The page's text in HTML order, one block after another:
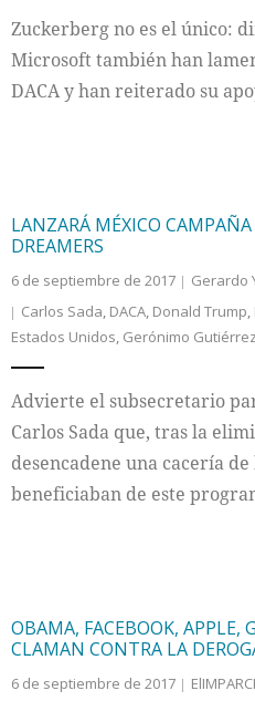
Zuckerberg no es el único:
Microsoft también han
DACA y han reiterado su
LANZARÁ MÉXICO
DREAMERS
6 de septiembre de 2017 Gerardo
Carlos Sada, DACA, Donald Trump,
Estados Unidos, Gerónimo Gutiérrez
Advierte el subsecretario
Carlos Sada que, tras la
desencadene una cacería
beneficiaban de este
OBAMA, FACEBOOK, APPLE,
CLAMAN CONTRA LA
6 de septiembre de 2017